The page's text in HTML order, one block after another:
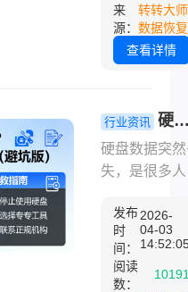
故障、病毒
等，数据丢
情况时有发
要考虑数据
的费用。那
盘数据恢复
将详细介绍
数据恢复的
及其影响因
帮助用户更
来
源：
转转大师
数据恢复
查看详情
行业资讯 硬
数据恢复一
多少钱？
自救指南（
坑版）！
硬盘数据突
失，是很多
题。无论是
文件、硬盘
化，还是硬
坏、异响无
发布
时
间：
2026-
04-03
阅读
数：